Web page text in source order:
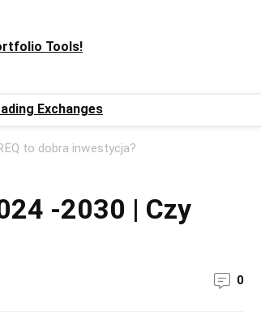
Tools!
Exchanges
to dobra inwestycja?
-2030 | Czy
0